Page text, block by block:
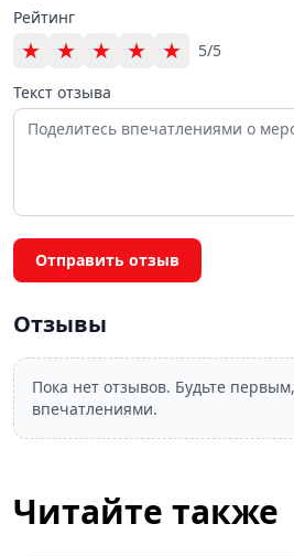
Рейтинг
★ ★ ★ ★ ★
5/5
Текст отзыва
Отправить отзыв
Отзывы
Пока нет отзывов. Будьте
впечатлениями.
Читайте также